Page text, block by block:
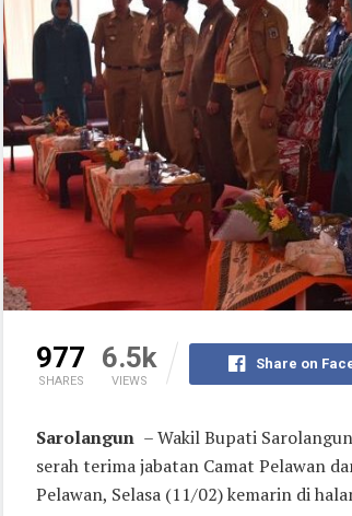
977
SHARES
6.5k
VIEWS
Share on
Sarolangun – Wakil Bupati
serah terima jabatan Camat Pelawan
Pelawan, Selasa (11/02) kemarin di